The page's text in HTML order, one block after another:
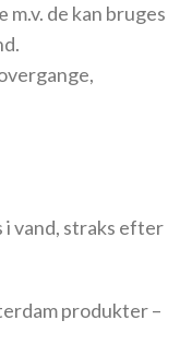
de kan bruges
i vand, straks efter
produkter –